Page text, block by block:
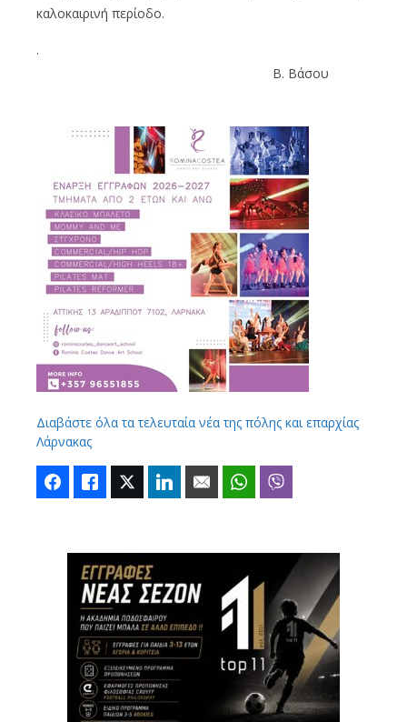
καλοκαιρινή περίοδο.
.
Β. Βάσου
Διαβάστε όλα τα τελευταία νέα της πόλης και επαρχίας
Λάρνακας
FacebookLike Twitter LinkedIn Email WhatsApp